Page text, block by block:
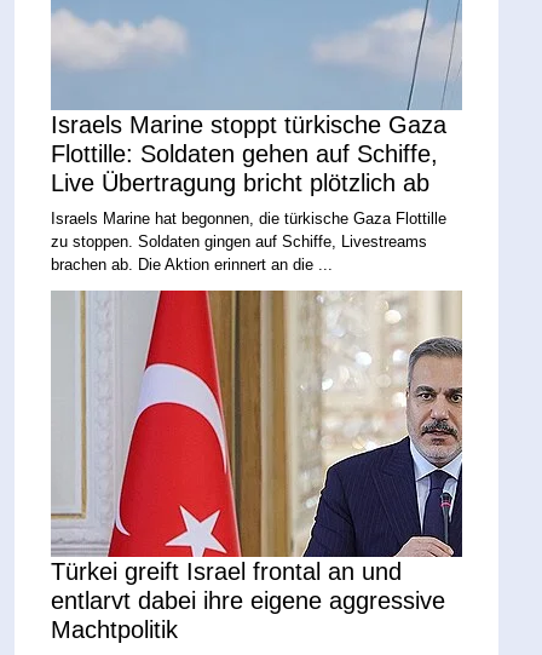
Israels Marine stoppt türkische Gaza
Flottille: Soldaten gehen auf Schiffe,
Live Übertragung bricht plötzlich ab
Israels Marine hat begonnen, die türkische Gaza Flottille
zu stoppen. Soldaten gingen auf Schiffe, Livestreams
brachen ab. Die Aktion erinnert an die ...
Türkei greift Israel frontal an und
entlarvt dabei ihre eigene aggressive
Machtpolitik